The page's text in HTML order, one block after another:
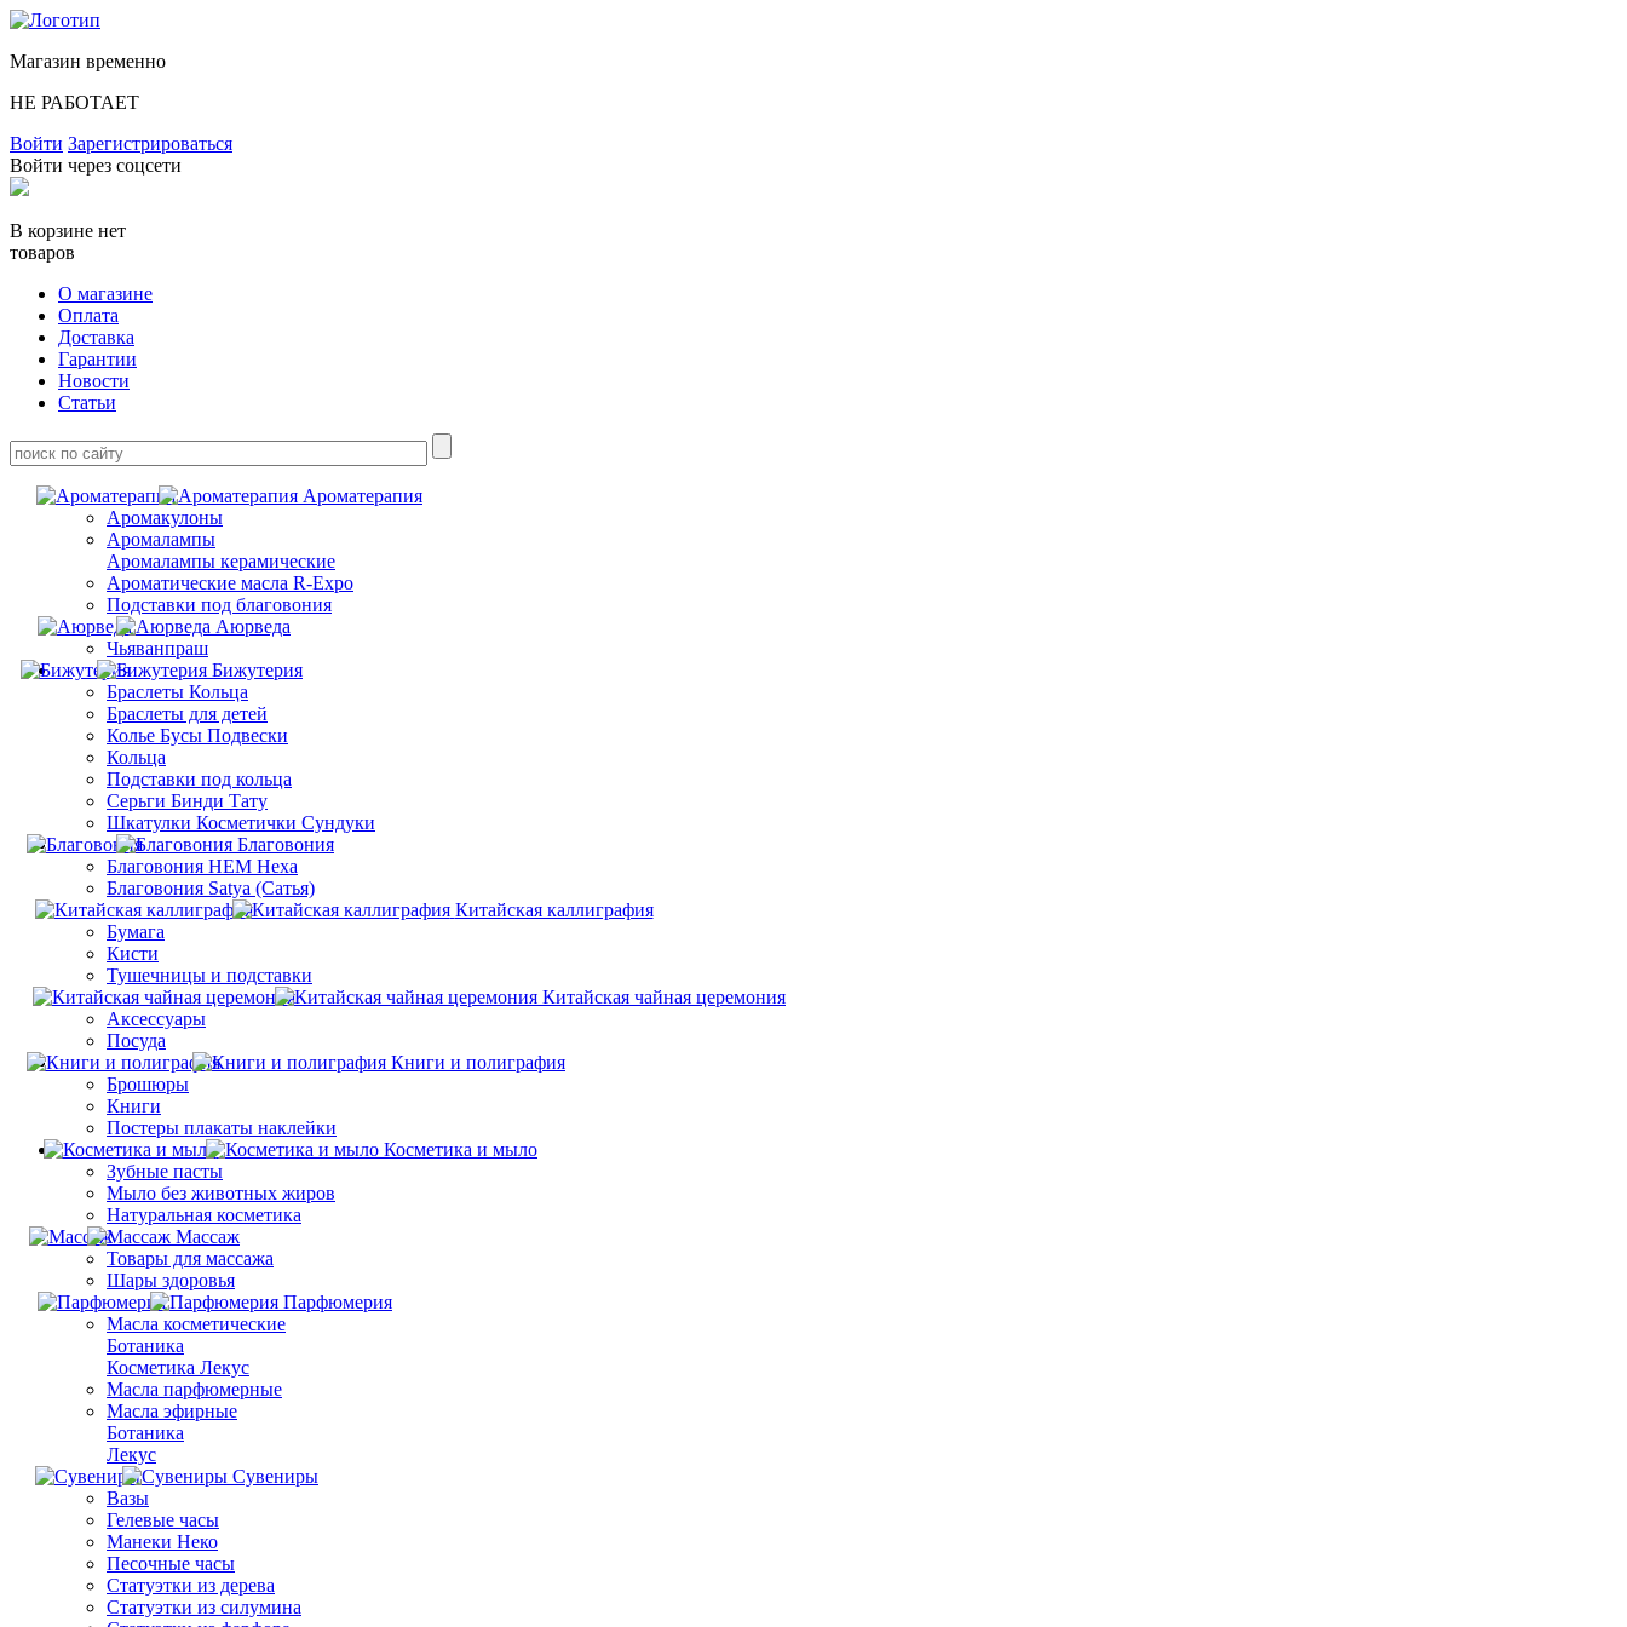
Магазин временно
НЕ РАБОТАЕТ
Войти Зарегистрироваться
Войти через соцсети
В корзине нет
товаров
О магазине
Оплата
Доставка
Гарантии
Новости
Статьи
Ароматерапия
Аромакулоны
Аромалампы
Aромалампы керамические
Ароматические масла R-Expo
Подставки под благовония
Аюрведа
Чьяванпраш
Бижутерия
Браслеты Кольца
Браслеты для детей
Колье Бусы Подвески
Кольца
Подставки под кольца
Серьги Бинди Тату
Шкатулки Косметички Сундуки
Благовония
Благовония HEM Hexa
Благовония Satya (Сатья)
Китайская каллиграфия
Бумага
Кисти
Тушечницы и подставки
Китайская чайная церемония
Аксессуары
Посуда
Книги и полиграфия
Брошюры
Книги
Постеры плакаты наклейки
Косметика и мыло
Зубные пасты
Мыло без животных жиров
Натуральная косметика
Массаж
Товары для массажа
Шары здоровья
Парфюмерия
Масла косметические
Ботаника
Косметика Лекус
Масла парфюмерные
Масла эфирные
Ботаника
Лекус
Сувениры
Вазы
Гелевые часы
Манеки Неко
Песочные часы
Статуэтки из дерева
Статуэтки из силумина